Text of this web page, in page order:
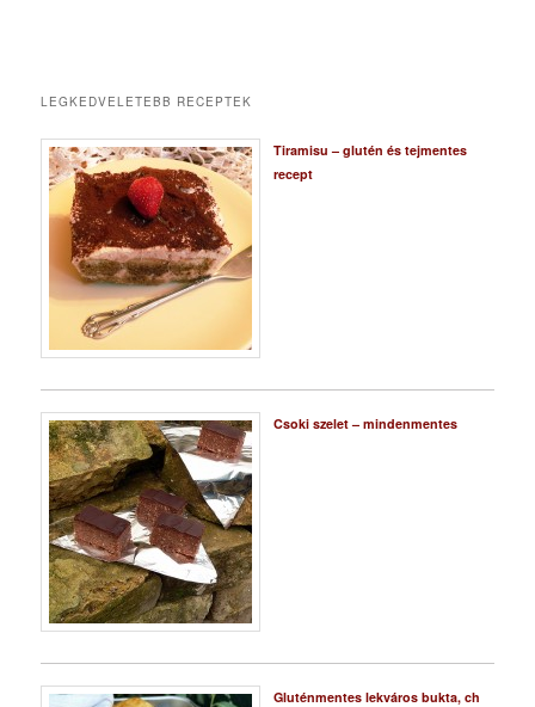
LEGKEDVELETEBB RECEPTEK
Tiramisu – glutén és tejmentes
recept
Csoki szelet – mindenmentes
Gluténmentes lekváros bukta, ch